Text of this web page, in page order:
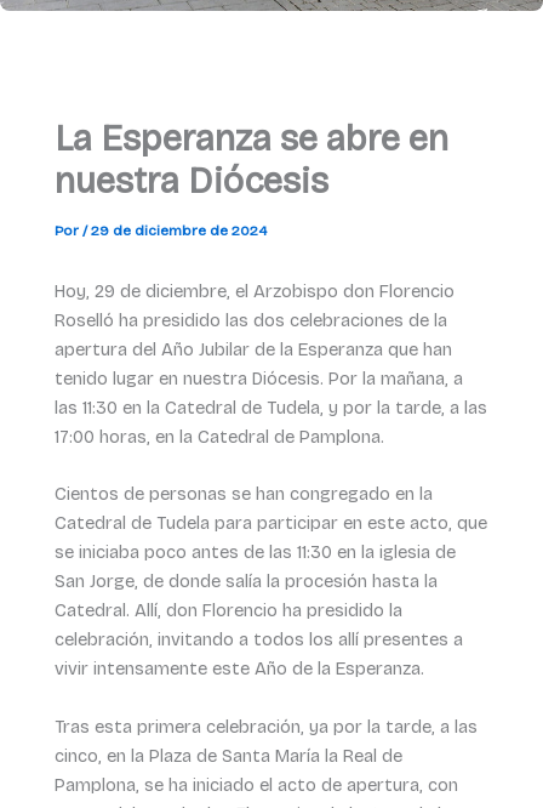
La Esperanza se abre en
nuestra Diócesis
Por /29 de diciembre de 2024
Hoy, 29 de diciembre, el Arzobispo don Florencio
Roselló ha presidido las dos celebraciones de la
apertura del Año Jubilar de la Esperanza que han
tenido lugar en nuestra Diócesis. Por la mañana, a
las 11:30 en la Catedral de Tudela, y por la tarde, a las
17:00 horas, en la Catedral de Pamplona.
Cientos de personas se han congregado en la
Catedral de Tudela para participar en este acto, que
se iniciaba poco antes de las 11:30 en la iglesia de
San Jorge, de donde salía la procesión hasta la
Catedral. Allí, don Florencio ha presidido la
celebración, invitando a todos los allí presentes a
vivir intensamente este Año de la Esperanza.
Tras esta primera celebración, ya por la tarde, a las
cinco, en la Plaza de Santa María la Real de
Pamplona, se ha iniciado el acto de apertura, con